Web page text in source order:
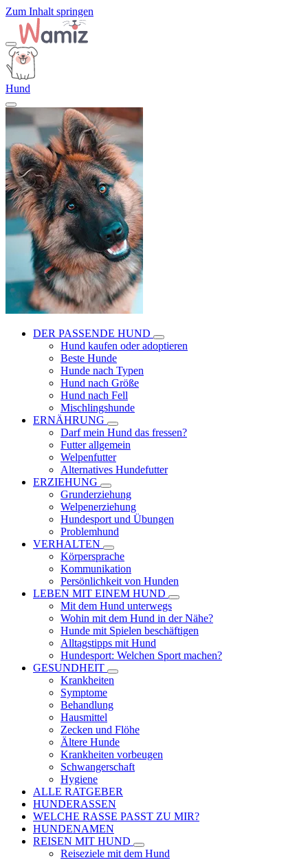
Zum Inhalt springen
Hund
DER PASSENDE HUND
Hund kaufen oder adoptieren
Beste Hunde
Hunde nach Typen
Hund nach Größe
Hund nach Fell
Mischlingshunde
ERNÄHRUNG
Darf mein Hund das fressen?
Futter allgemein
Welpenfutter
Alternatives Hundefutter
ERZIEHUNG
Grunderziehung
Welpenerziehung
Hundesport und Übungen
Problemhund
VERHALTEN
Körpersprache
Kommunikation
Persönlichkeit von Hunden
LEBEN MIT EINEM HUND
Mit dem Hund unterwegs
Wohin mit dem Hund in der Nähe?
Hunde mit Spielen beschäftigen
Alltagstipps mit Hund
Hundesport: Welchen Sport machen?
GESUNDHEIT
Krankheiten
Symptome
Behandlung
Hausmittel
Zecken und Flöhe
Ältere Hunde
Krankheiten vorbeugen
Schwangerschaft
Hygiene
ALLE RATGEBER
HUNDERASSEN
WELCHE RASSE PASST ZU MIR?
HUNDENAMEN
REISEN MIT HUND
Reiseziele mit dem Hund